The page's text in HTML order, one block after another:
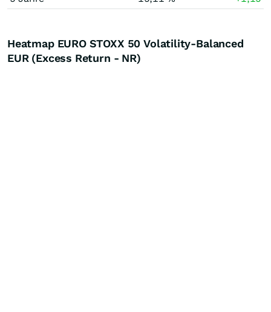
Heatmap EURO STOXX 50 Volatility-Balanced
EUR (Excess Return - NR)